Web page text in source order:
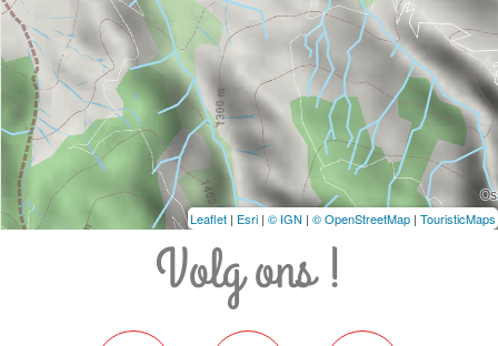
Leaflet | Esri | © IGN | © OpenStreetMap | TouristicMaps
Volg ons !